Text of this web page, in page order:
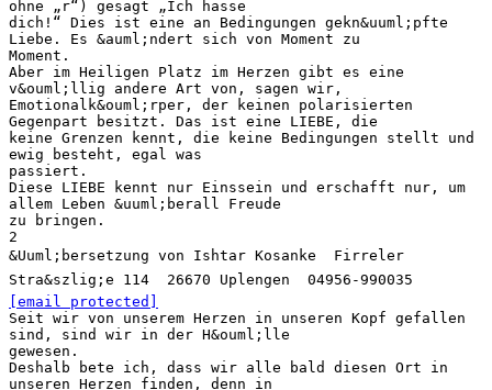
ohne „r“) gesagt „Ich hasse
dich!“ Dies ist eine an Bedingungen gekn&uuml;pfte
Liebe. Es &auml;ndert sich von Moment zu
Moment.
Aber im Heiligen Platz im Herzen gibt es eine
v&ouml;llig andere Art von, sagen wir,
Emotionalk&ouml;rper, der keinen polarisierten
Gegenpart besitzt. Das ist eine LIEBE, die
keine Grenzen kennt, die keine Bedingungen stellt und
ewig besteht, egal was
passiert.
Diese LIEBE kennt nur Einssein und erschafft nur, um
allem Leben &uuml;berall Freude
zu bringen.
2
&Uuml;bersetzung von Ishtar Kosanke  Firreler
Stra&szlig;e 114  26670 Uplengen  04956-990035 
[email protected]
Seit wir von unserem Herzen in unseren Kopf gefallen
sind, sind wir in der H&ouml;lle
gewesen.
Deshalb bete ich, dass wir alle bald diesen Ort in
unseren Herzen finden, denn in